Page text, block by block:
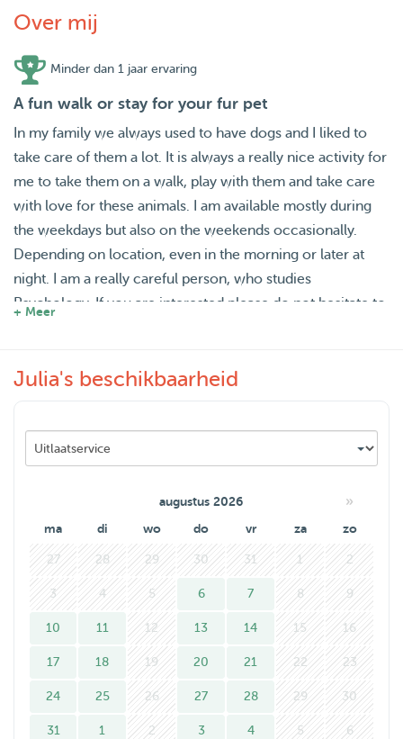
Over mij
Minder dan 1 jaar ervaring
A fun walk or stay for your fur pet
In my family we always used to have dogs and I liked to
take care of them a lot. It is always a really nice activity for
me to take them on a walk, play with them and take care
with love for these animals. I am available mostly during
the weekdays but also on the weekends occasionally.
Depending on location, even in the morning or later at
night. I am a really careful person, who studies
Psychology. If you are interested please do not hesitate to
Have a nice day,
+ Meer
Julia's beschikbaarheid
augustus 2026 »
ma di wo do vr za zo
27 28 29 30 31 1 2
3 4 5 6 7 8 9
10 11 12 13 14 15 16
17 18 19 20 21 22 23
24 25 26 27 28 29 30
31 1 2 3 4 5 6